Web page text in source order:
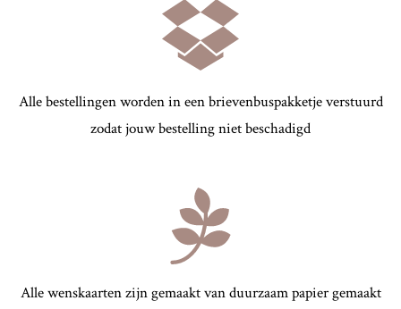
Alle bestellingen worden in een brievenbuspakketje verstuurd
zodat jouw bestelling niet beschadigd
Alle wenskaarten zijn gemaakt van duurzaam papier gemaakt